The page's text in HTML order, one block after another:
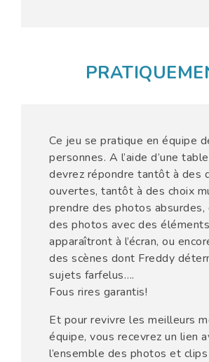
Ce jeu se pratique en équipe
personnes. A l’aide d’une
devrez répondre tantôt à des
ouvertes, tantôt à des choix
prendre des photos absurdes,
des photos avec des
apparaîtront à l’écran, ou
des scènes dont Freddy
sujets farfelus….
Fous rires garantis!
Et pour revivre les meilleurs
équipe, vous recevrez un lien
l’ensemble des photos et clips